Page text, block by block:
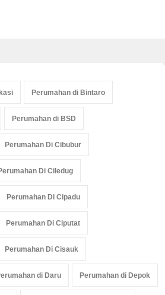
Perumahan di Bintaro
Perumahan di BSD
Perumahan Di Cibubur
Di Ciledug
Perumahan Di Cipadu
Perumahan Di Ciputat
Perumahan Di Cisauk
di Daru Perumahan di Depok